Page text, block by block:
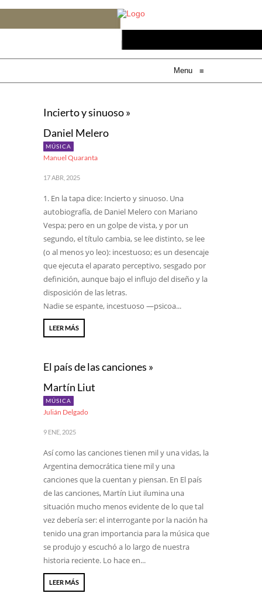
Menu ≡
Incierto y sinuoso »
Daniel Melero
MÚSICA
Manuel Quaranta
17 ABR, 2025
1. En la tapa dice: Incierto y sinuoso. Una
autobiografía, de Daniel Melero con Mariano
Vespa; pero en un golpe de vista, y por un
segundo, el título cambia, se lee distinto, se lee
(o al menos yo leo): incestuoso; es un desencaje
que ejecuta el aparato perceptivo, sesgado por
definición, aunque bajo el influjo del diseño y la
disposición de las letras.
Nadie se espante, incestuoso —psicoa...
LEER MÁS
El país de las canciones »
Martín Liut
MÚSICA
Julián Delgado
9 ENE, 2025
Así como las canciones tienen mil y una vidas, la
Argentina democrática tiene mil y una
canciones que la cuentan y piensan. En El país
de las canciones, Martín Liut ilumina una
situación mucho menos evidente de lo que tal
vez debería ser: el interrogante por la nación ha
tenido una gran importancia para la música que
se produjo y escuchó a lo largo de nuestra
historia reciente. Lo hace en...
LEER MÁS